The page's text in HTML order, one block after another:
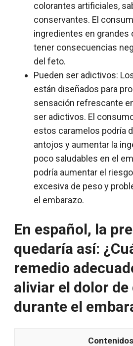
colorantes artificiales,
conservantes. El
ingredientes en grandes
tener consecuencias
del feto.
Pueden ser adictivos:
están diseñados para
sensación refrescante
ser adictivos. El
estos caramelos podría
antojos y aumentar la
poco saludables en el
podría aumentar el
excesiva de peso y
el embarazo.
En español, la
quedaría así:
remedio
aliviar el dolor
durante el
Contenidos